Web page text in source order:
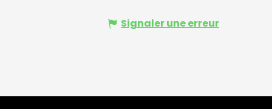
Signaler une erreur